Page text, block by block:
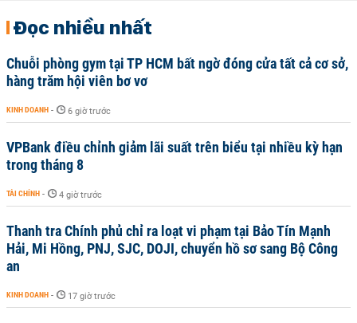
Đọc nhiều nhất
Chuỗi phòng gym tại TP HCM bất ngờ đóng cửa tất cả cơ sở,
hàng trăm hội viên bơ vơ
KINH DOANH - 6 giờ trước
VPBank điều chỉnh giảm lãi suất trên biểu tại nhiều kỳ hạn
trong tháng 8
TÀI CHÍNH - 4 giờ trước
Thanh tra Chính phủ chỉ ra loạt vi phạm tại Bảo Tín Mạnh
Hải, Mi Hồng, PNJ, SJC, DOJI, chuyển hồ sơ sang Bộ Công
an
KINH DOANH - 17 giờ trước